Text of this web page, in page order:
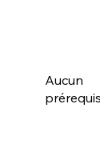
Aucun
prérequis